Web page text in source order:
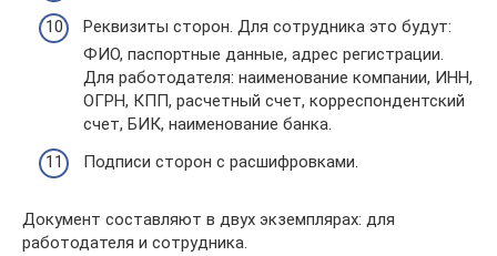
Реквизиты сторон. Для сотрудника это будут:
ФИО, паспортные данные, адрес регистрации.
Для работодателя: наименование компании, ИНН,
ОГРН, КПП, расчетный счет, корреспондентский
счет, БИК, наименование банка.
Подписи сторон с расшифровками.
Документ составляют в двух экземплярах: для
работодателя и сотрудника.